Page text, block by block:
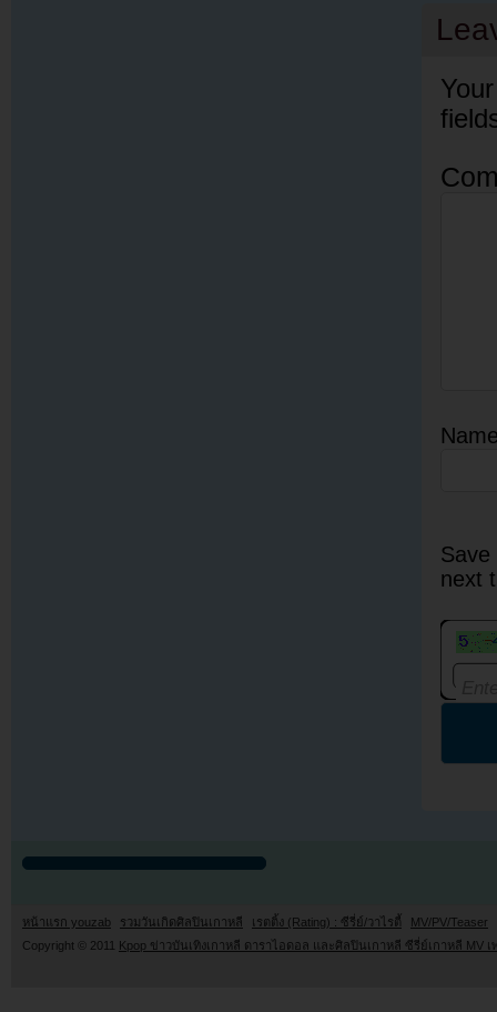
next
หน้าแรก youzab รวมวันเกิดศิลปินเกาหลี เรตติ้ง (Rating) : ซีรี่ย์/วาไรตี้
MV/PV/Teaser
Copyright © 2011
Kpop ข่าวบันเทิงเกาหลี ดาราไอดอล และศิลปินเกาหลี ซีรี่ย์เกาหลี MV